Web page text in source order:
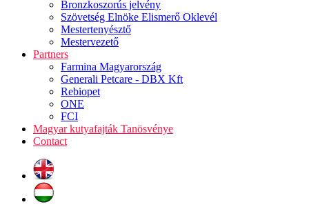
Bronzkoszorús jelvény
Szövetség Elnöke Elismerő Oklevél
Mestertenyésztő
Mestervezető
Partners
Farmina Magyarország
Generali Petcare - DBX Kft
Rebiopet
ONE
FCI
Magyar kutyafajták Tanösvénye
Contact